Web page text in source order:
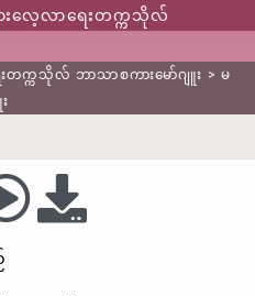
ားလေ့လာရေးတက္ကသိုလ်
းတက္ကသိုလ် ဘာသာစကားမော်ဂျူး >မ